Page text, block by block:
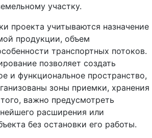
участку.
проекта учитываются назначение
продукции, объем
транспортных потоков.
позволяет создать
и функциональное пространство,
зоны приемки, хранения
важно предусмотреть
расширения или
без остановки его работы.